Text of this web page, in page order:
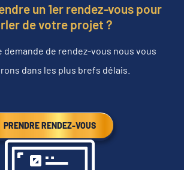
un 1er rendez-vous pour
de votre projet ?
demande de rendez-vous nous vous
dans les plus brefs délais.
PRENDRE RENDEZ-VOUS